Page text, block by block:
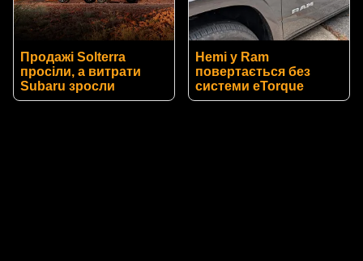
Продажі Solterra
просіли, а витрати
Subaru зросли
Hemi у Ram
повертається без
системи eTorque